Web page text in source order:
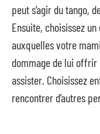
peut s’agir du tango,
Ensuite, choisissez
auxquelles votre
dommage de lui
assister. Choisissez
rencontrer d’autres